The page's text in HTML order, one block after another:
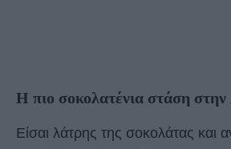
Η πιο σοκολατένια στάση
Είσαι λάτρης της σοκολάτας και